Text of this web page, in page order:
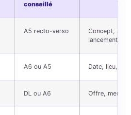
conseillé
A5 recto-verso
Concept,
lancement
A6 ou A5 Date, lieu,
DL ou A6 Offre, menu,